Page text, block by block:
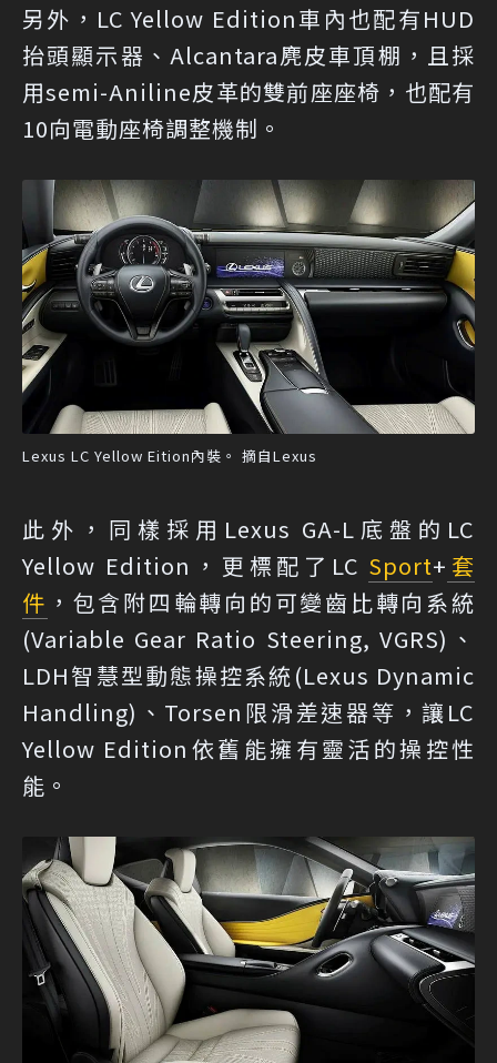
另外，LC Yellow Edition車內也配有HUD
抬頭顯示器、Alcantara麂皮車頂棚，且採
用semi-Aniline皮革的雙前座座椅，也配有
10向電動座椅調整機制。
Lexus LC Yellow Eition內裝。 摘自Lexus
此外，同樣採用Lexus GA-L底盤的LC
Yellow Edition，更標配了LC Sport+ 套
件 ，包含附四輪轉向的可變齒比轉向系統
(Variable Gear Ratio Steering, VGRS)、
LDH智慧型動態操控系統(Lexus Dynamic
Handling)、Torsen限滑差速器等，讓LC
Yellow Edition依舊能擁有靈活的操控性
能。